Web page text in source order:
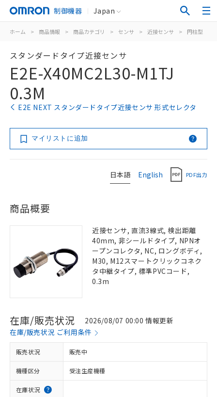
制御機器 Japan
ホーム > 商品情報 > 商品カテゴリ > センサ > 近接センサ > 円柱型
スタンダードタイプ近接センサ
E2E-X40MC2L30-M1TJ
0.3M
E2E NEXT スタンダードタイプ近接センサ 形式セレクタ
マイリストに追加
日本語 English PDF出力
商品概要
近接センサ, 直流3線式, 検出距離
40mm, 非シールドタイプ, NPNオ
ープンコレクタ, NC, ロングボディ,
M30, M12スマートクリックコネク
タ中継タイプ, 標準PVCコード,
0.3m
在庫/販売状況
2026/08/07 00:00 情報更新
在庫/販売状況 ご利用条件
販売状況 販売中
機種区分 受注生産機種
在庫状況